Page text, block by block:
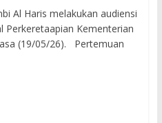
Al Haris melakukan audiensi
Perkeretaapian Kementerian
(19/05/26). Pertemuan